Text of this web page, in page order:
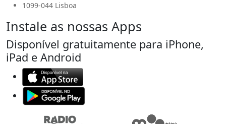
1099-044 Lisboa
Instale as nossas Apps
Disponível gratuitamente para iPhone,
iPad e Android